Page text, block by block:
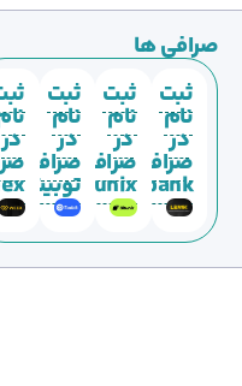
صرافی ها
ثبت
نام
در
صرافی
Lbank
ثبت
نام
در
صرافی
Bitunix
ثبت
نام
در
صرافی
توبیت
در